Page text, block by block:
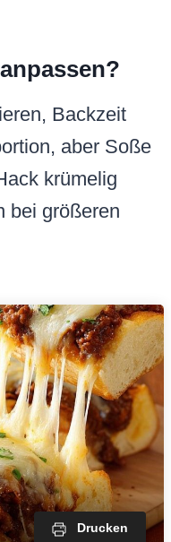
Backzeit
aber Soße
krümelig
bei größeren
Drucken